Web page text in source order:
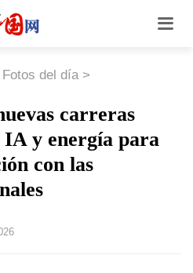
Fotos del día >
carreras
y energía para
con las